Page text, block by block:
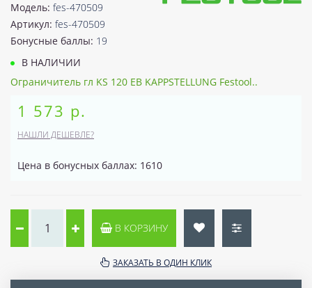
Модель: fes-470509
Артикул: fes-470509
Бонусные баллы: 19
В НАЛИЧИИ
Ограничитель гл KS 120 EB KAPPSTELLUNG Festool..
1 573 р.
НАШЛИ ДЕШЕВЛЕ?
Цена в бонусных баллах: 1610
В КОРЗИНУ
ЗАКАЗАТЬ В ОДИН КЛИК